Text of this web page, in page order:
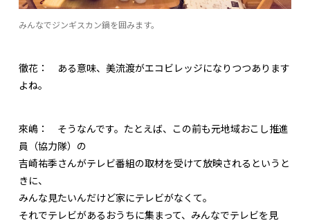
みんなでジンギスカン鍋を囲みます。
徹花： ある意味、美流渡がエコビレッジになりつつあります
よね。
來嶋： そうなんです。たとえば、この前も元地域おこし推進
員（協力隊）の
吉崎祐季さんがテレビ番組の取材を受けて放映されるというと
きに、
みんな見たいんだけど家にテレビがなくて。
それでテレビがあるおうちに集まって、みんなでテレビを見